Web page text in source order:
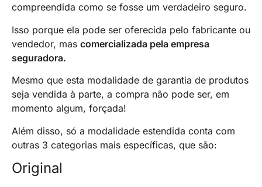
compreendida como se fosse um verdadeiro seguro.
Isso porque ela pode ser oferecida pelo fabricante ou
vendedor, mas comercializada pela empresa
seguradora.
Mesmo que esta modalidade de garantia de produtos
seja vendida à parte, a compra não pode ser, em
momento algum, forçada!
Além disso, só a modalidade estendida conta com
outras 3 categorias mais específicas, que são:
Original